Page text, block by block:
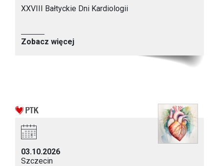
XXVIII Bałtyckie Dni Kardiologii
Zobacz więcej
03.10.2026
Szczecin